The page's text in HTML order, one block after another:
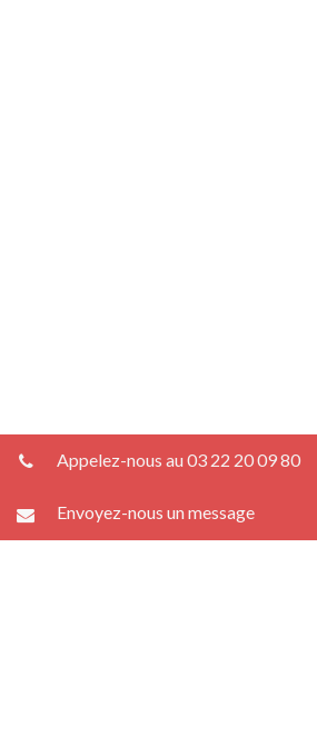
Appelez-nous au 03 22 20 09 80
Envoyez-nous un message